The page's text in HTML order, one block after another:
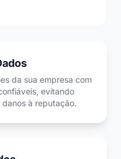
da sua empresa com
evitando
à reputação.